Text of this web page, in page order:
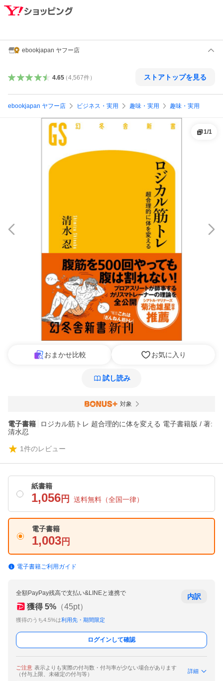
ebookjapan ヤフー店
4.65（4,567件） ストアトップを見る
ebookjapan ヤフー店 ビジネス・実用 趣味・実用 趣味・実用
1/1
おまかせ比較 お気に入り
試し読み
対象
電子書籍
ロジカル筋トレ 超合理的に体を変える 電子書籍版 / 著:
清水忍
1件のレビュー
紙書籍
1,056 円 送料無料 （全国一律）
電子書籍
1,003 円
電子書籍ご利用ガイド
全額PayPay残高で支払い&LINEと連携で
獲得 5% （45pt）
獲得のうち4.5%は利用先・期間限定
内訳
ログインして確認
ご注意 表示よりも実際の付与数・付与率が少ない場合があります
（付与上限、未確定の付与等）
詳細